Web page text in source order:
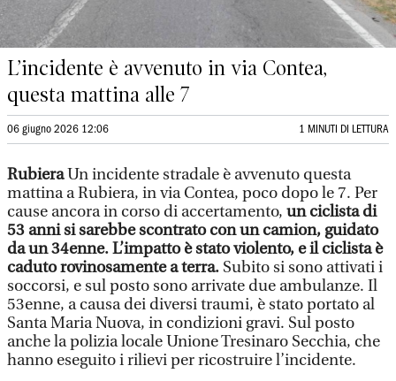
L’incidente è avvenuto in via Contea,
questa mattina alle 7
06 giugno 2026 12:06 1 MINUTI DI LETTURA
RubieraUn incidente stradale è avvenuto questa
mattina a Rubiera, in via Contea, poco dopo le 7. Per
cause ancora in corso di accertamento, un ciclista di
53 anni si sarebbe scontrato con un camion, guidato
da un 34enne. L’impatto è stato violento, e il ciclista è
caduto rovinosamente a terra. Subito si sono attivati i
soccorsi, e sul posto sono arrivate due ambulanze. Il
53enne, a causa dei diversi traumi, è stato portato al
Santa Maria Nuova, in condizioni gravi. Sul posto
anche la polizia locale Unione Tresinaro Secchia, che
hanno eseguito i rilievi per ricostruire l’incidente.